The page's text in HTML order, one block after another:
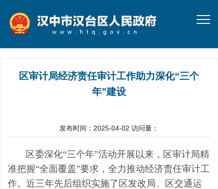
区审计局经济责任审计工作助力深化“三个
年”建设
发布时间：2025-04-02 访问量：
区委深化“三个年”活动开展以来，区审计局精
准把握“全面覆盖”要求，全力推动经济责任审计工
作。近三年先后组织实施了区发改局、区交通运